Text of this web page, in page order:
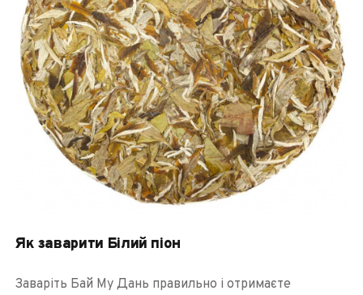
Як заварити Білий піон
Заваріть Бай Му Дань правильно і отримаєте